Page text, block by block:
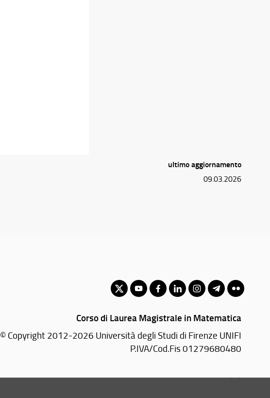
ultimo aggiornamento
09.03.2026
Corso di Laurea Magistrale in Matematica
© Copyright 2012-2026 Università degli Studi di Firenze UNIFI
P.IVA/Cod.Fis 01279680480
Viale Morgagni, 40/44 - 50134 Firenze (FI)